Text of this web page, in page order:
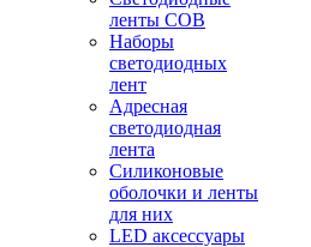
ленты COB
Наборы
светодиодных
лент
Адресная
светодиодная
лента
Силиконовые
оболочки и ленты
для них
LED аксессуары